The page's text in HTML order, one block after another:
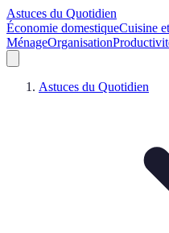
Astuces du Quotidien
Économie domestiqueCuisine
MénageOrganisation
Astuces du Quotidien